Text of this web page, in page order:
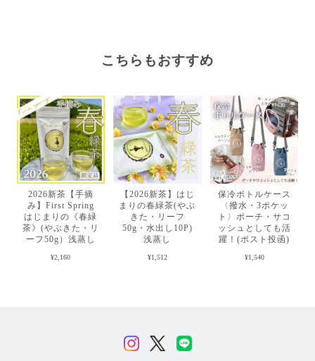
こちらもおすすめ
2026新茶【手摘
み】First Spring
はじまりの《春緑
茶》(やぶきた・リ
ーフ50g）浅蒸し
¥2,160
【2026新茶】はじ
まりの春緑茶(やぶ
きた・リーフ
50g・水出し10P)
浅蒸し
¥1,512
保冷ボトルケース
〈撥水・3ポケッ
ト〉ポーチ・サコ
ッシュとしても活
躍！(ポスト投函)
¥1,540